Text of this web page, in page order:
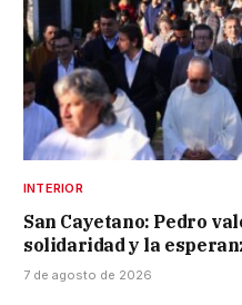
INTERIOR
San Cayetano: Pedro
solidaridad y la
7 de agosto de 2026